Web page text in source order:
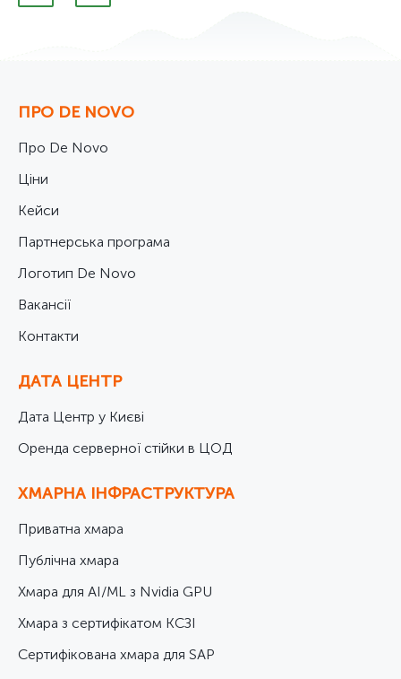
ПРО DE NOVO
Про De Novo
Ціни
Кейси
Партнерська програма
Логотип De Novo
Вакансії
Контакти
ДАТА ЦЕНТР
Дата Центр у Києві
Оренда серверної стійки в ЦОД
ХМАРНА ІНФРАСТРУКТУРА
Приватна хмара
Публічна хмара
Хмара для AI/ML з Nvidia GPU
Хмара з сертифікатом КСЗІ
Cертифікована хмара для SAP